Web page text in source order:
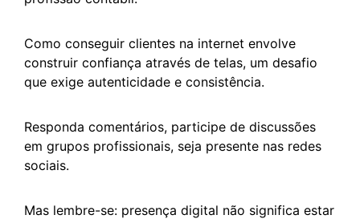
Como conseguir clientes na internet envolve
construir confiança através de telas, um desafio
que exige autenticidade e consistência.
Responda comentários, participe de discussões
em grupos profissionais, seja presente nas redes
sociais.
Mas lembre-se: presença digital não significa estar